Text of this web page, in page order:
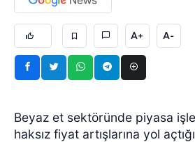
A+ A-
Beyaz et sektöründe piyasa
haksız fiyat artışlarına yol